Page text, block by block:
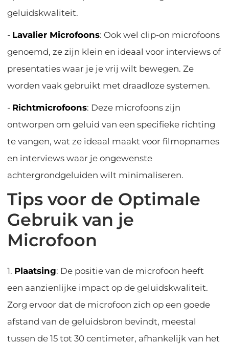
geluidskwaliteit.
- Lavalier Microfoons: Ook wel clip-on microfoons
genoemd, ze zijn klein en ideaal voor interviews of
presentaties waar je je vrij wilt bewegen. Ze
worden vaak gebruikt met draadloze systemen.
- Richtmicrofoons: Deze microfoons zijn
ontworpen om geluid van een specifieke richting
te vangen, wat ze ideaal maakt voor filmopnames
en interviews waar je ongewenste
achtergrondgeluiden wilt minimaliseren.
Tips voor de Optimale
Gebruik van je
Microfoon
1. Plaatsing: De positie van de microfoon heeft
een aanzienlijke impact op de geluidskwaliteit.
Zorg ervoor dat de microfoon zich op een goede
afstand van de geluidsbron bevindt, meestal
tussen de 15 tot 30 centimeter, afhankelijk van het